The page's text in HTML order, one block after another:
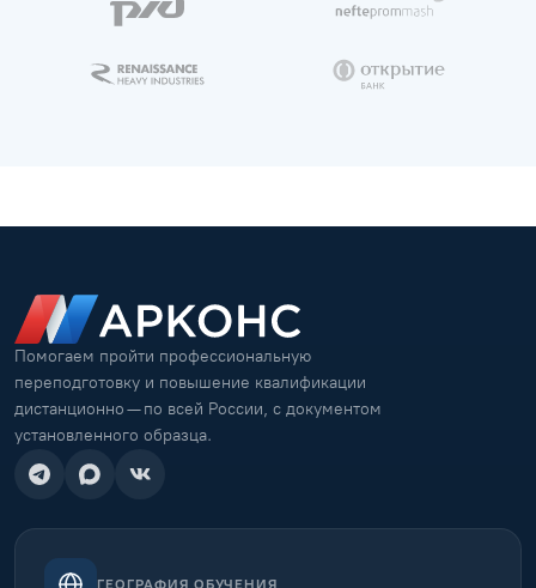
Помогаем пройти профессиональную
переподготовку и повышение квалификации
дистанционно — по всей России, с документом
установленного образца.
ГЕОГРАФИЯ ОБУЧЕНИЯ